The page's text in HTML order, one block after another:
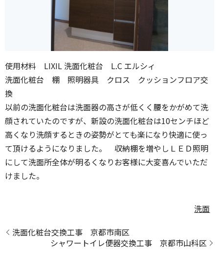
使用材料 LIXIL 洗面化粧台 L.C エルシィ
洗面化粧台 棚 照明器具 クロス クッションフロア交
換
以前の洗面化粧台は洗面器の高さが低くく腰をかがめて洗
顔されていたのですが、新設の洗面化粧台は10センチほど
高くなり洗顔するときの姿勢がとても楽になり快適に使っ
て頂けるようになりました。 収納棚を増やしＬＥＤ照明
にして洗面所全体が明るくなりお客様に大変喜んでいただ
けました。
洗面
洗面化粧台交換工事 京都市南区
シャワートイレ便器交換工事 京都市山科区